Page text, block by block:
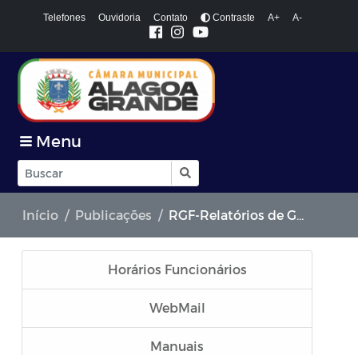
Telefones Ouvidoria Contato Contraste A+ A-
Menu
Início Publicações RGF-Relatórios de Gestão Fiscal
Horários Funcionários
WebMail
Manuais